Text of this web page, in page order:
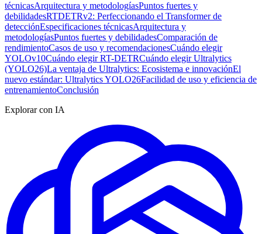
técnicasArquitectura y metodologíasPuntos fuertes y
debilidadesRTDETRv2: Perfeccionando el Transformer de
detecciónEspecificaciones técnicasArquitectura y
metodologíasPuntos fuertes y debilidadesComparación de
rendimientoCasos de uso y recomendacionesCuándo elegir
YOLOv10Cuándo elegir RT-DETRCuándo elegir Ultralytics
(YOLO26)La ventaja de Ultralytics: Ecosistema e innovaciónEl
nuevo estándar: Ultralytics YOLO26Facilidad de uso y eficiencia de
entrenamientoConclusión
Explorar con IA